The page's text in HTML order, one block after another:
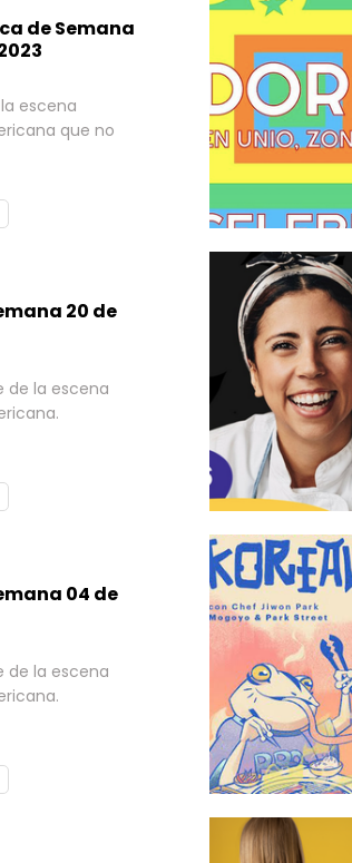
de Semana
escena
que no
20 de
de la escena
04 de
de la escena